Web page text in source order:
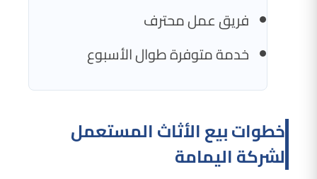
فريق عمل محترف
خدمة متوفرة طوال الأسبوع
خطوات بيع الأثاث المستعمل
لشركة اليمامة